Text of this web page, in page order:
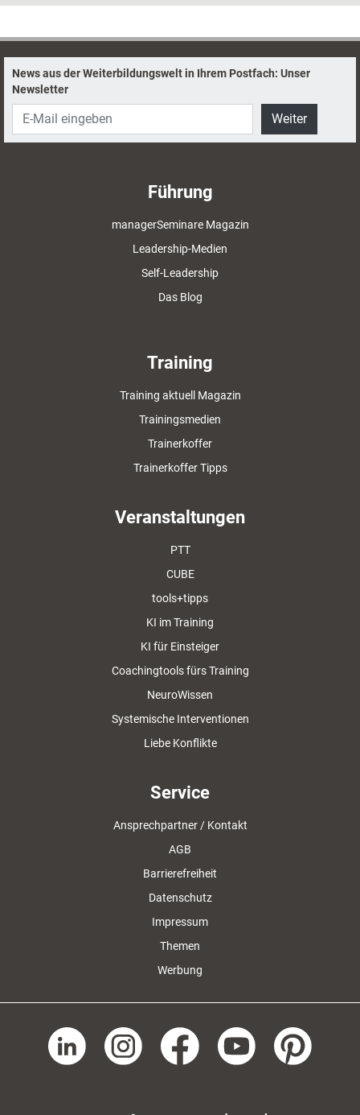
Brisanz besitzt, ist schnelles Handeln gefragt: Wie findet sich rasch ein
News aus der Weiterbildungswelt in Ihrem Postfach: Unser
Newsletter
Weiter
Führung
managerSeminare Magazin
Leadership-Medien
Self-Leadership
Das Blog
Training
Training aktuell Magazin
Trainingsmedien
Trainerkoffer
Trainerkoffer Tipps
Veranstaltungen
PTT
CUBE
tools+tipps
KI im Training
KI für Einsteiger
Coachingtools fürs Training
NeuroWissen
Systemische Interventionen
Liebe Konflikte
Service
Ansprechpartner / Kontakt
AGB
Barrierefreiheit
Datenschutz
Impressum
Themen
Werbung